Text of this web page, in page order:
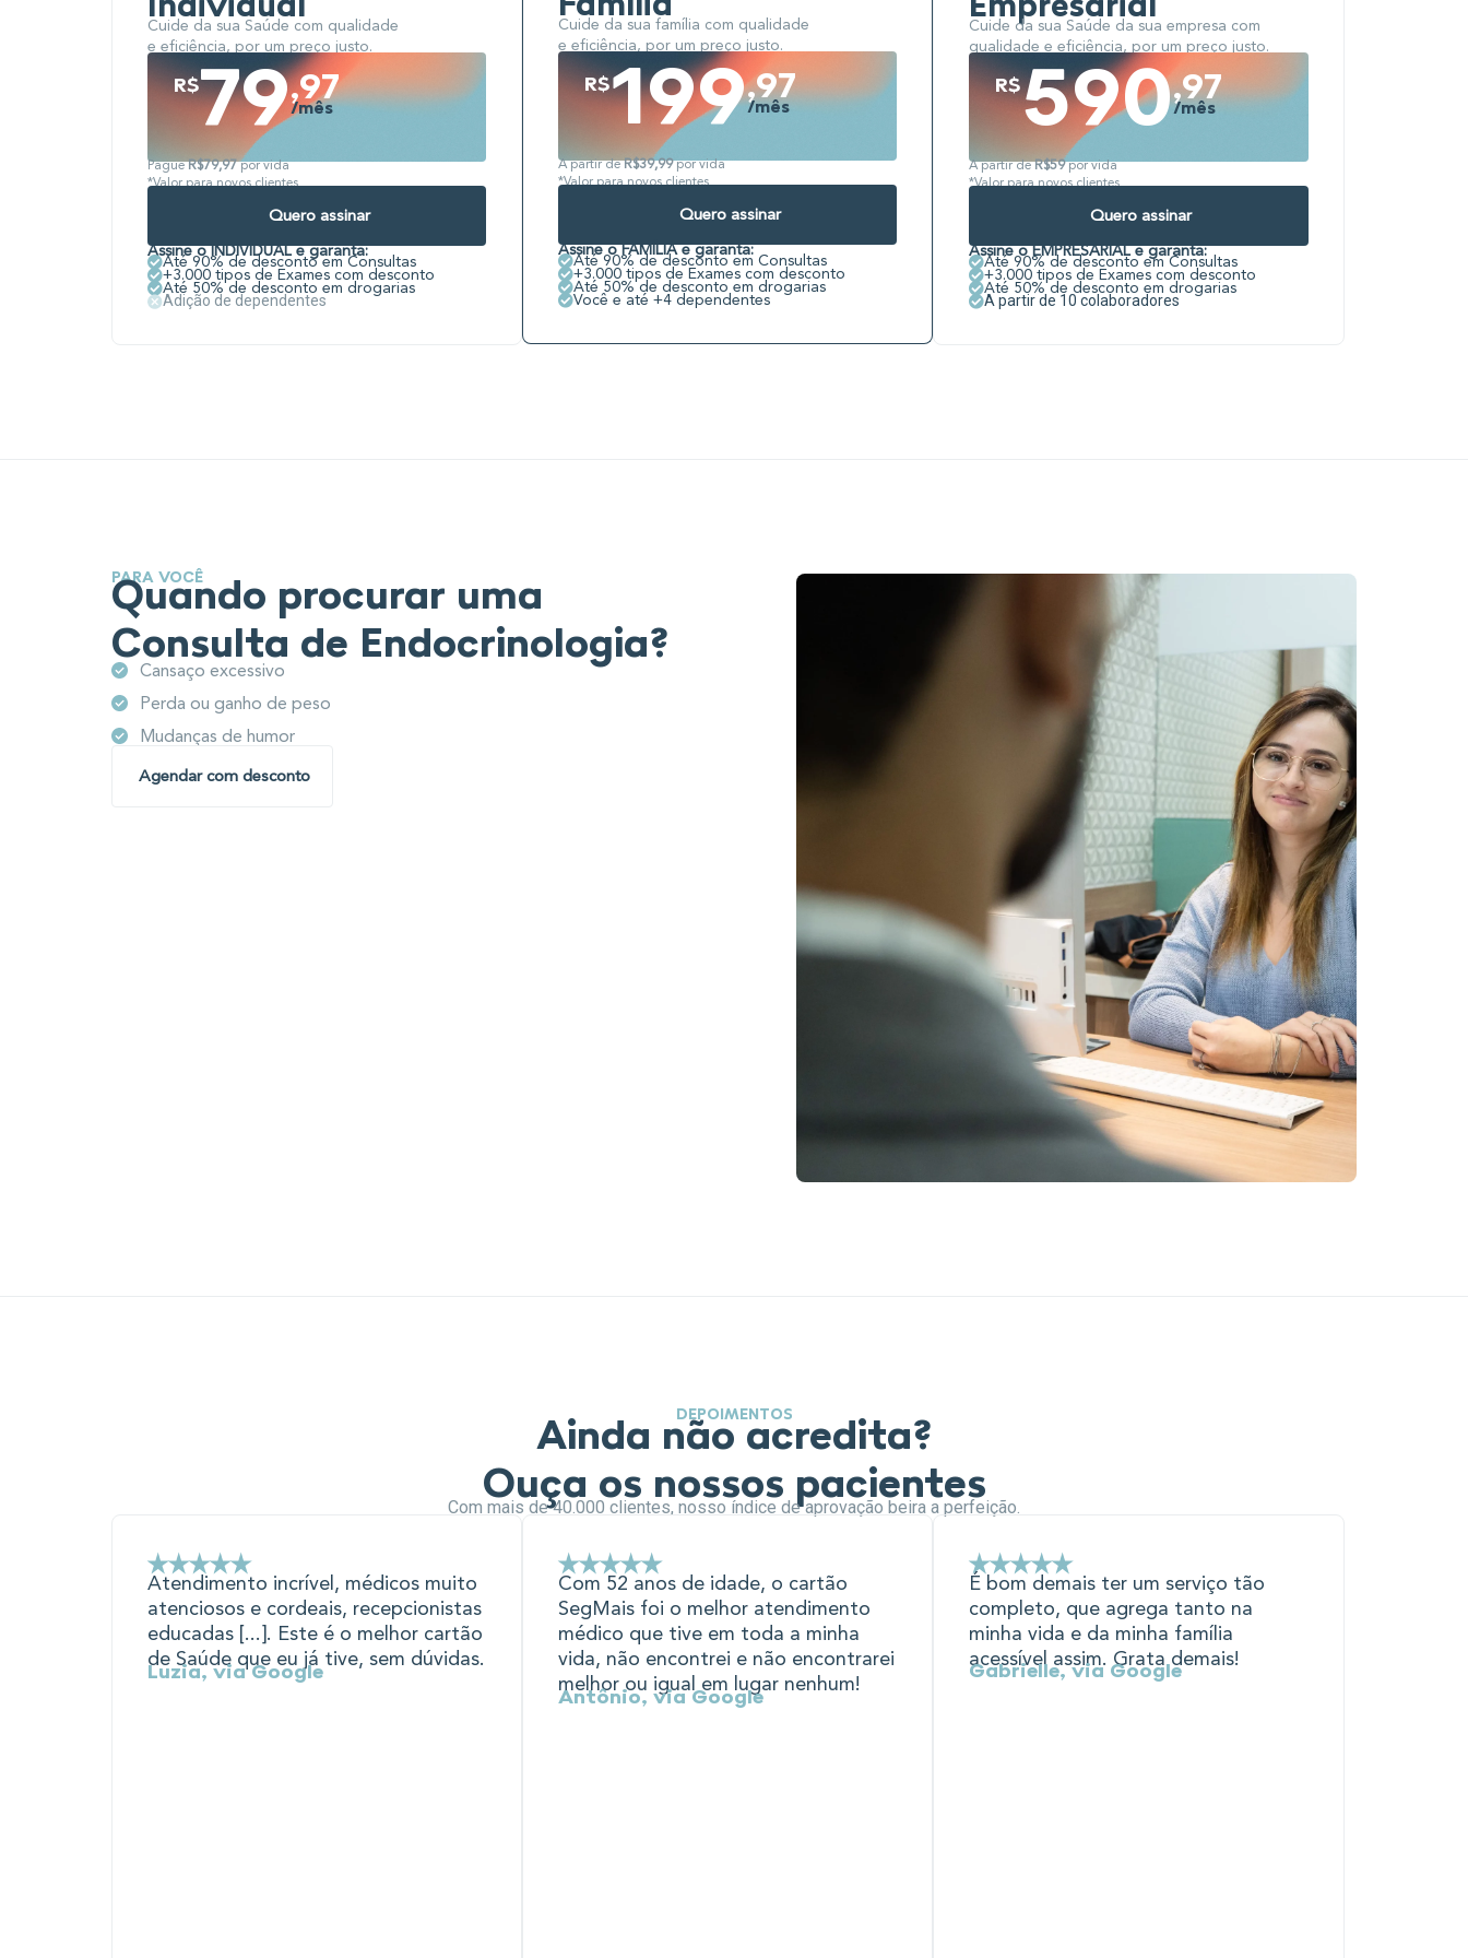
Individual
Cuide da sua Saúde com qualidade
e eficiência, por um preço justo.
R$79,97
/mês
PagueR$79,97por vida
*Valor para novos clientes
Quero assinar
Assine o INDIVIDUAL e garanta:
Até 90% de desconto em Consultas
+3.000 tipos de Exames com desconto
Até 50% de desconto em drogarias
Adição de dependentes
Cuide da sua família com qualidade
e eficiência, por um preço justo.
R$199,97
/mês
A partir deR$39,99por vida
*Valor para novos clientes
Quero assinar
Assine o FAMÍLIA e garanta:
Até 90% de desconto em Consultas
+3.000 tipos de Exames com desconto
Até 50% de desconto em drogarias
Você e até +4 dependentes
Empresarial
Cuide da sua Saúde da sua empresa com
qualidade e eficiência, por um preço justo.
R$590,97
/mês
A partir deR$59por vida
*Valor para novos clientes
Quero assinar
Assine o EMPRESARIAL e garanta:
Até 90% de desconto em Consultas
+3.000 tipos de Exames com desconto
Até 50% de desconto em drogarias
A partir de 10 colaboradores
PARA VOCÊ
Quando procurar uma
Consulta de Endocrinologia?
Cansaço excessivo
Perda ou ganho de peso
Mudanças de humor
Agendar com desconto
DEPOIMENTOS
Ainda não acredita?
Ouça os nossos pacientes
Com mais de 40.000 clientes, nosso índice de aprovação beira a perfeição.
Atendimento incrível, médicos muito
atenciosos e cordeais, recepcionistas
educadas [...]. Este é o melhor cartão
de Saúde que eu já tive, sem dúvidas.
Luzia, via Google
Com 52 anos de idade, o cartão
SegMais foi o melhor atendimento
médico que tive em toda a minha
vida, não encontrei e não encontrarei
melhor ou igual em lugar nenhum!
Antônio, via Google
É bom demais ter um serviço tão
completo, que agrega tanto na
minha vida e da minha família
acessível assim. Grata demais!
Gabrielle, via Google